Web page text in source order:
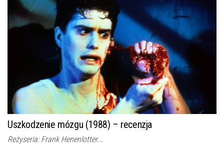
Uszkodzenie mózgu (1988) – recenzja
Reżyseria: Frank Henenlotter...